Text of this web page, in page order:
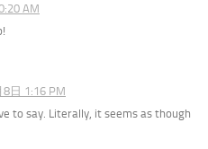
AM
日 1:16 PM
to say. Literally, it seems as though